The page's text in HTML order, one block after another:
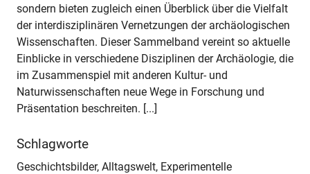
sondern bieten zugleich einen Überblick über die Vielfalt
der interdisziplinären Vernetzungen der archäologischen
Wissenschaften. Dieser Sammelband vereint so aktuelle
Einblicke in verschiedene Disziplinen der Archäologie, die
im Zusammenspiel mit anderen Kultur- und
Naturwissenschaften neue Wege in Forschung und
Präsentation beschreiten. [...]
Schlagworte
Geschichtsbilder, Alltagswelt, Experimentelle